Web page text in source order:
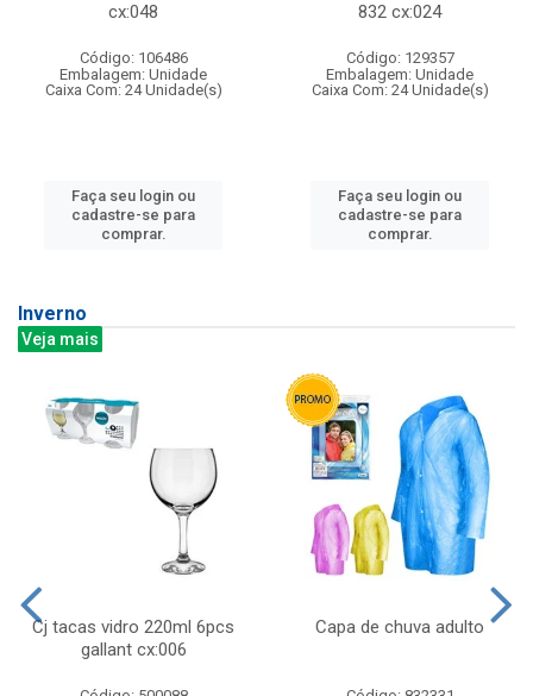
cx:048
Código: 106486
Embalagem: Unidade
Caixa Com: 24 Unidade(s)
Faça seu login ou
cadastre-se para
comprar.
832 cx:024
Código: 129357
Embalagem: Unidade
Caixa Com: 24 Unidade(s)
Faça seu login ou
cadastre-se para
comprar.
Inverno
Veja mais
Cj tacas vidro 220ml 6pcs
gallant cx:006
Capa de chuva adulto